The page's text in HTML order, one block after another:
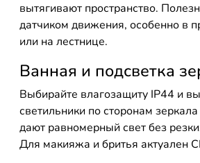
вытягивают пространство.
датчиком движения, особенно в
или на лестнице.
Ванная и подсветка
Выбирайте влагозащиту IP44 и
светильники по сторонам
дают равномерный свет без
Для макияжа и бритья актуален